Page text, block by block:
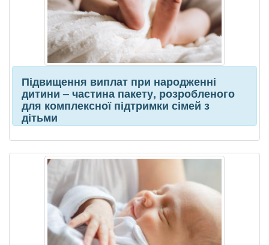
Підвищення виплат при народженні
дитини – частина пакету, розробленого
для комплексної підтримки сімей з
дітьми